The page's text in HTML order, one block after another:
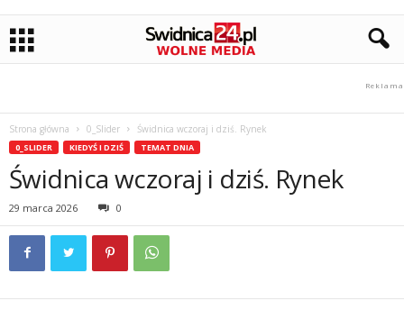
Strona główna 0_Slider Świdnica wczoraj i dziś. Rynek
0_SLIDER KIEDYŚ I DZIŚ TEMAT DNIA
Świdnica wczoraj i dziś. Rynek
29 marca 2026 0